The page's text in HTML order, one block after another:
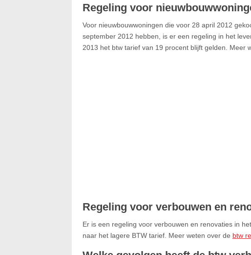
Regeling voor
Voor nieuwbouwwoningen die voor 28 april 2012
september 2012 hebben, is er een regeling in het
2013 het btw tarief van 19 procent blijft gelden. Meer
Regeling voor verbouwen en
Er is een regeling voor verbouwen en renovaties in
naar het lagere BTW tarief. Meer weten over de btw